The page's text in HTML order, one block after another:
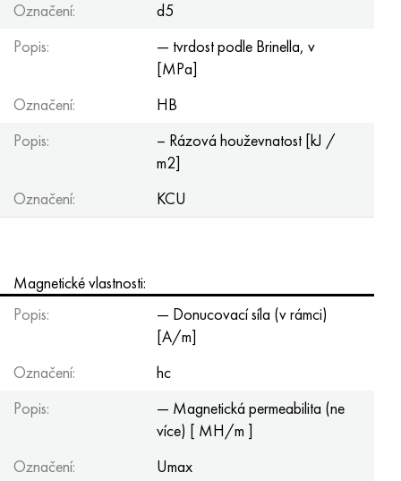
Označení:
d5
Popis:
— tvrdost podle Brinella, v
[MPa]
Označení:
HB
Popis:
– Rázová houževnatost [kJ /
m2]
Označení:
KCU
Magnetické vlastnosti:
Popis:
— Donucovací síla (v rámci)
[A/m]
Označení:
hc
Popis:
— Magnetická permeabilita (ne
více) [ MH/m ]
Označení:
Umax